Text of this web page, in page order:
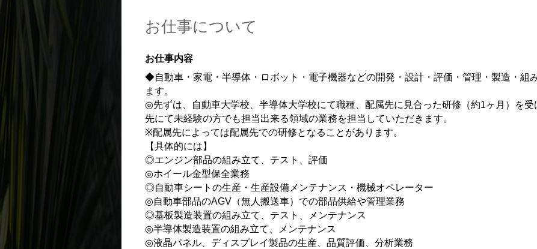
お仕事について
お仕事内容
◆自動車・家電・半導体・ロボット・電子機器などの開発・設計・評価・管理・製造・組
ます。
◎先ずは、自動車大学校、半導体大学校にて職種、配属先に見合った研修（約1ヶ月）を
先にて未経験の方でも担当出来る領域の業務を担当していただきます。
※配属先によっては配属先での研修となることがあります。
【具体的には】
◎エンジン部品の組み立て、テスト、評価
◎ホイール金型保全業務
◎自動車シートの生産・生産設備メンテナンス・機械オペレーター
◎自動車部品のAGV（無人搬送車）での部品供給や管理業務
◎基板製造装置の組み立て、テスト、メンテナンス
◎半導体製造装置の組み立て、メンテナンス
◎液晶パネル、ディスプレイ製品の生産、品質評価、分析業務